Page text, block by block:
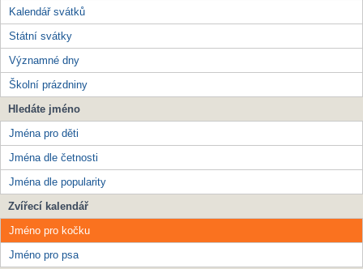
Kalendář svátků
Státní svátky
Významné dny
Školní prázdniny
Hledáte jméno
Jména pro děti
Jména dle četnosti
Jména dle popularity
Zvířecí kalendář
Jméno pro kočku
Jméno pro psa